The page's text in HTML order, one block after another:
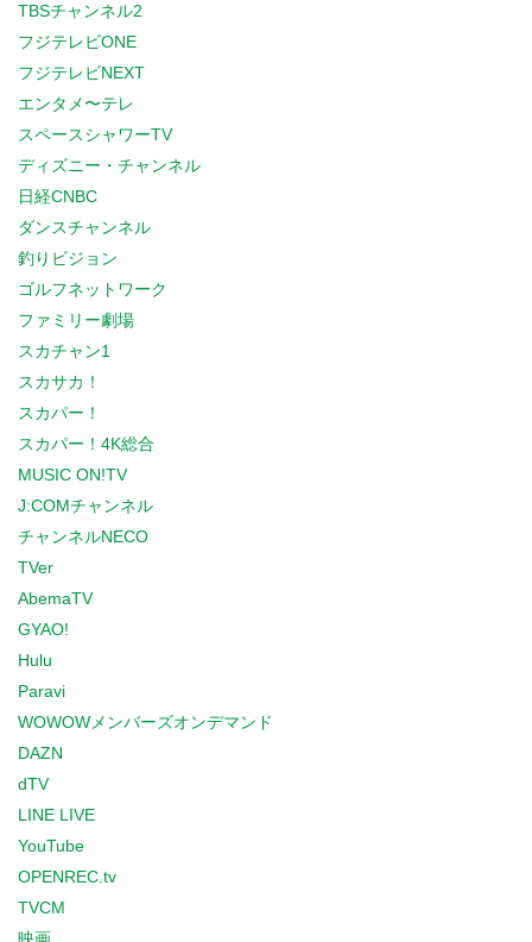
TBSチャンネル2
フジテレビONE
フジテレビNEXT
エンタメ〜テレ
スペースシャワーTV
ディズニー・チャンネル
日経CNBC
ダンスチャンネル
釣りビジョン
ゴルフネットワーク
ファミリー劇場
スカチャン1
スカサカ！
スカパー！
スカパー！4K総合
MUSIC ON!TV
J:COMチャンネル
チャンネルNECO
TVer
AbemaTV
GYAO!
Hulu
Paravi
WOWOWメンバーズオンデマンド
DAZN
dTV
LINE LIVE
YouTube
OPENREC.tv
TVCM